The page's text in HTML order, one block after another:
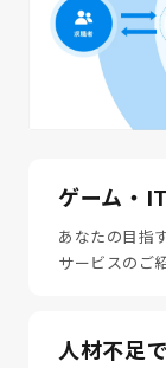
ゲーム・
あなたの目指
サービスのご
人材不足